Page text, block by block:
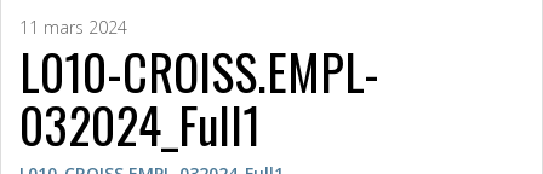
11 mars 2024
L010-CROISS.EMPL-
032024_Full1